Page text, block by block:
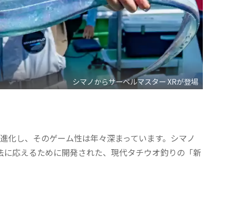
シマノからサーベルマスター XRが登場
化し、そのゲーム性は年々深まっています。シマノ
に応えるために開発された、現代タチウオ釣りの「新